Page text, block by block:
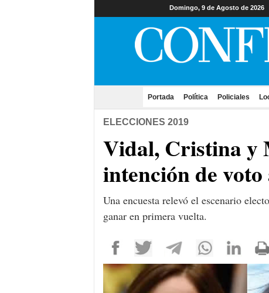
Domingo, 9 de Agosto de 2026
Portada(current)
Política Policiales
ELECCIONES 2019
Vidal, Cristina y
intención de
Una encuesta relevó el escenario
ganar en primera vuelta.